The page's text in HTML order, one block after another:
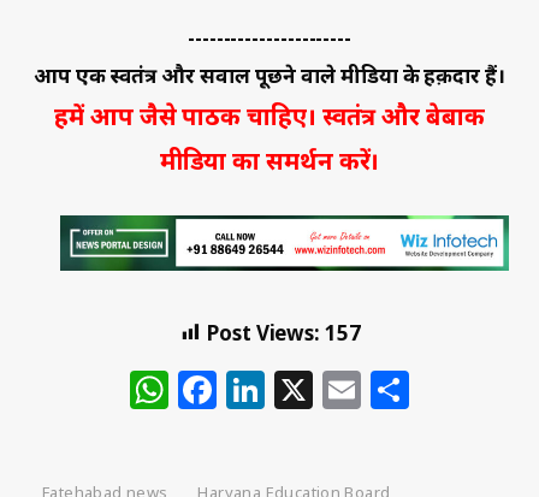
-----------------------
आप एक स्वतंत्र और सवाल पूछने वाले मीडिया के हक़दार हैं।
हमें आप जैसे पाठक चाहिए। स्वतंत्र और बेबाक
मीडिया का समर्थन करें।
Post Views: 157
WhatsApp
Facebook
LinkedIn
X Email
Fatehabad news
Haryana Education Board